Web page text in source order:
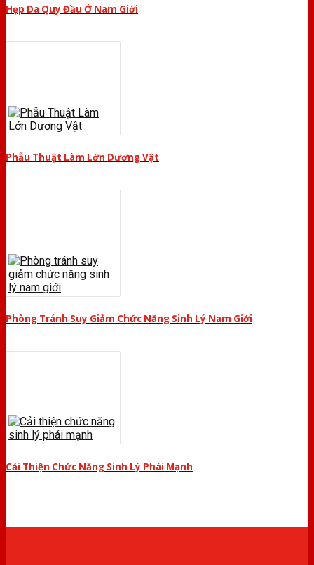
Hẹp Da Quy Đầu Ở Nam Giới
Phẫu Thuật Làm Lớn Dương Vật
Phòng Tránh Suy Giảm Chức Năng Sinh Lý Nam Giới
Cải Thiện Chức Năng Sinh Lý Phái Mạnh